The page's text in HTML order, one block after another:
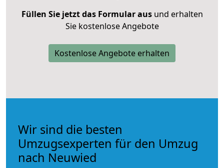
Füllen Sie jetzt das Formular ausund erhalten
Sie kostenlose Angebote
Kostenlose Angebote erhalten
Wir sind die besten
Umzugsexperten für den Umzug
nach Neuwied